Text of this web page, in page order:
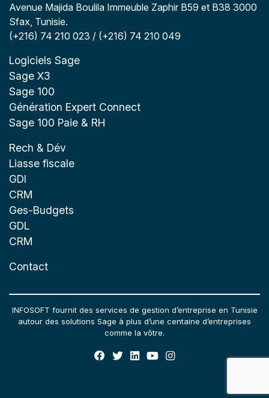
Avenue Majida Boulila Immeuble Zaphir B59 et B38 3000
Sfax, Tunisie.
(+216) 74 210 023 / (+216) 74 210 049
Logiciels Sage
Sage X3
Sage 100
Génération Expert Connect
Sage 100 Paie & RH
Rech & Dév
Liasse fiscale
GDI
CRM
Ges-Budgets
GDL
CRM
Contact
INFOSOFT fournit des services de gestion d’entreprise en Tunisie
autour des solutions Sage à plus d’une centaine d’entreprises
comme la vôtre.